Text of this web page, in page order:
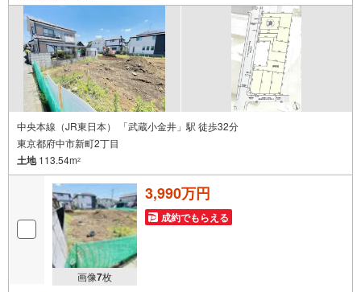
中央本線（JR東日本） 「武蔵小金井」駅 徒歩32分
東京都府中市新町2丁目
土地113.54m2
画像7枚
3,990万円
成約でもらえる